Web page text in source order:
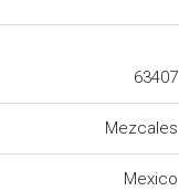
63407
Mezcales
Mexico